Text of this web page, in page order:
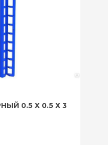
0.5 Х 0.5 Х 3